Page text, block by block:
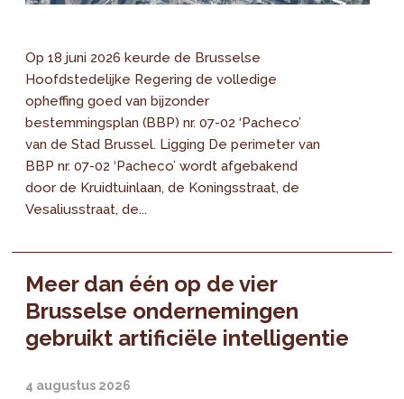
Op 18 juni 2026 keurde de Brusselse
Hoofdstedelijke Regering de volledige
opheffing goed van bijzonder
bestemmingsplan (BBP) nr. 07-02 ‘Pacheco’
van de Stad Brussel. Ligging De perimeter van
BBP nr. 07-02 ‘Pacheco’ wordt afgebakend
door de Kruidtuinlaan, de Koningsstraat, de
Vesaliusstraat, de...
Meer dan één op de vier
Brusselse ondernemingen
gebruikt artificiële intelligentie
4 augustus 2026